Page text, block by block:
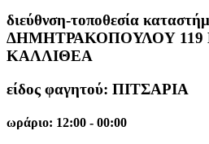
διεύθνση-τοποθεσία
ΔΗΜΗΤΡΑΚΟΠΟΥΛΟΥ 119
ΚΑΛΛΙΘΕΑ
είδος φαγητού: ΠΙΤΣΑΡΙΑ
ωράριο: 12:00 - 00:00